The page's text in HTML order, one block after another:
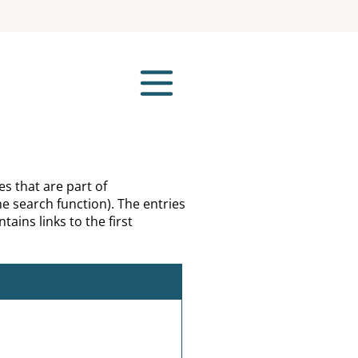
that are part of
search function). The entries
links to the first